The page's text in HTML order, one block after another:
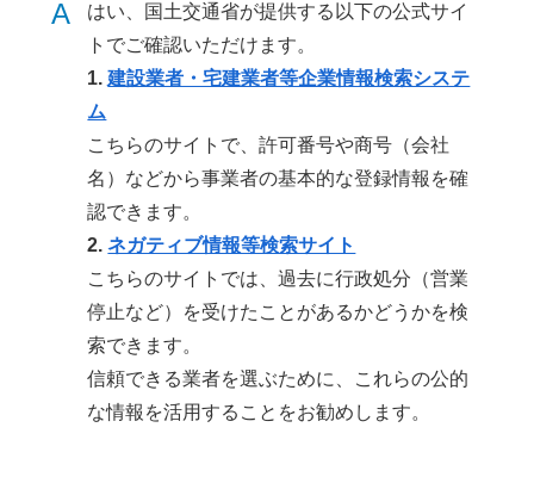
A
はい、国土交通省が提供する以下の公式サイ
トでご確認いただけます。
1.建設業者・宅建業者等企業情報検索システ
ム
こちらのサイトで、許可番号や商号（会社
名）などから事業者の基本的な登録情報を確
認できます。
2.ネガティブ情報等検索サイト
こちらのサイトでは、過去に行政処分（営業
停止など）を受けたことがあるかどうかを検
索できます。
信頼できる業者を選ぶために、これらの公的
な情報を活用することをお勧めします。